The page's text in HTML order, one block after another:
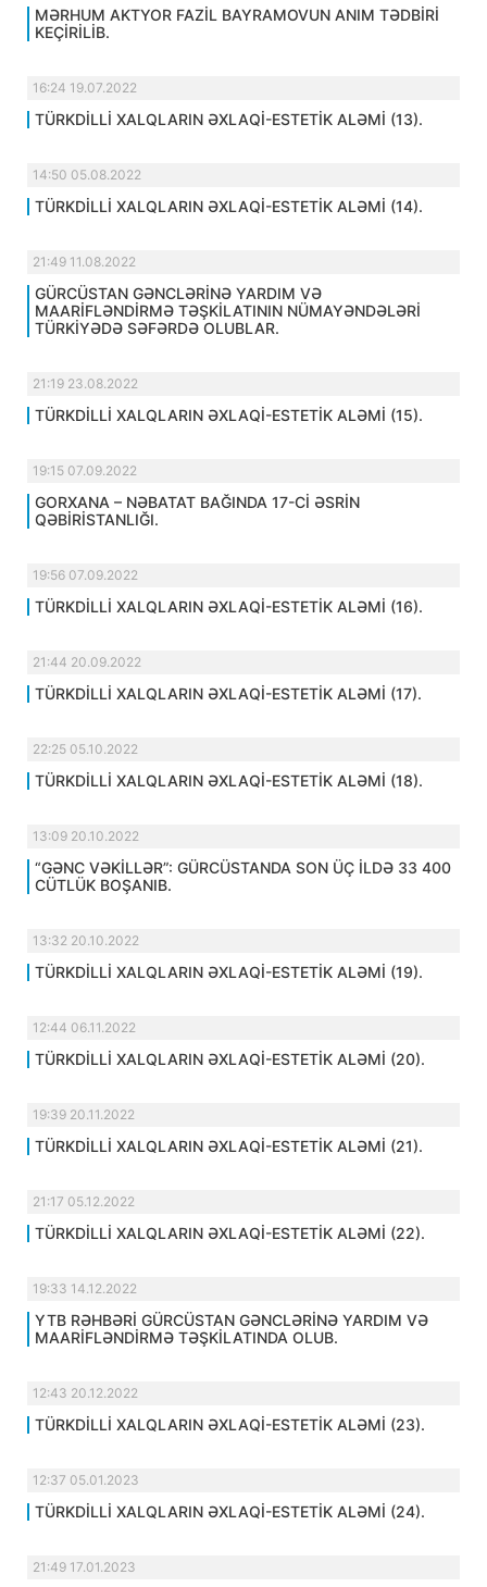
MƏRHUM AKTYOR FAZİL BAYRAMOVUN ANIM TƏDBİRİ
KEÇİRİLİB.
16:24 19.07.2022
TÜRKDİLLİ XALQLARIN ƏXLAQİ-ESTETİK ALƏMİ (13).
14:50 05.08.2022
TÜRKDİLLİ XALQLARIN ƏXLAQİ-ESTETİK ALƏMİ (14).
21:49 11.08.2022
GÜRCÜSTAN GƏNCLƏRİNƏ YARDIM VƏ
MAARİFLƏNDİRMƏ TƏŞKİLATININ NÜMAYƏNDƏLƏRİ
TÜRKİYƏDƏ SƏFƏRDƏ OLUBLAR.
21:19 23.08.2022
TÜRKDİLLİ XALQLARIN ƏXLAQİ-ESTETİK ALƏMİ (15).
19:15 07.09.2022
GORXANA – NƏBATAT BAĞINDA 17-Cİ ƏSRİN
QƏBİRİSTANLIĞI.
19:56 07.09.2022
TÜRKDİLLİ XALQLARIN ƏXLAQİ-ESTETİK ALƏMİ (16).
21:44 20.09.2022
TÜRKDİLLİ XALQLARIN ƏXLAQİ-ESTETİK ALƏMİ (17).
22:25 05.10.2022
TÜRKDİLLİ XALQLARIN ƏXLAQİ-ESTETİK ALƏMİ (18).
13:09 20.10.2022
“GƏNC VƏKİLLƏR”: GÜRCÜSTANDA SON ÜÇ İLDƏ 33 400
CÜTLÜK BOŞANIB.
13:32 20.10.2022
TÜRKDİLLİ XALQLARIN ƏXLAQİ-ESTETİK ALƏMİ (19).
12:44 06.11.2022
TÜRKDİLLİ XALQLARIN ƏXLAQİ-ESTETİK ALƏMİ (20).
19:39 20.11.2022
TÜRKDİLLİ XALQLARIN ƏXLAQİ-ESTETİK ALƏMİ (21).
21:17 05.12.2022
TÜRKDİLLİ XALQLARIN ƏXLAQİ-ESTETİK ALƏMİ (22).
19:33 14.12.2022
YTB RƏHBƏRİ GÜRCÜSTAN GƏNCLƏRİNƏ YARDIM VƏ
MAARİFLƏNDİRMƏ TƏŞKİLATINDA OLUB.
12:43 20.12.2022
TÜRKDİLLİ XALQLARIN ƏXLAQİ-ESTETİK ALƏMİ (23).
12:37 05.01.2023
TÜRKDİLLİ XALQLARIN ƏXLAQİ-ESTETİK ALƏMİ (24).
21:49 17.01.2023